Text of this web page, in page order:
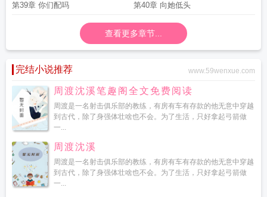
第39章 你们配吗 第40章 向她低头
查看更多章节...
完结小说推荐 www.59wenxue.com
周渡沈溪笔趣阁全文免费阅读
周渡是一名射击俱乐部的教练，有房有车有存款的他无意中穿越
到古代，除了身强体壮啥也不会。为了生活，只好拿起弓箭做
一...
周渡沈溪
周渡是一名射击俱乐部的教练，有房有车有存款的他无意中穿越
到古代，除了身强体壮啥也不会。为了生活，只好拿起弓箭做
一...